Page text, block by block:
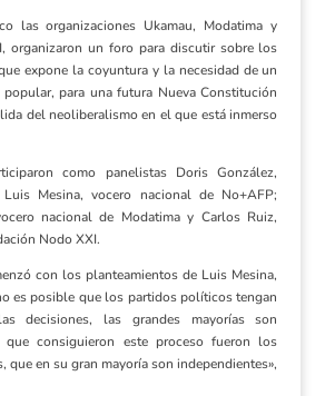
las organizaciones Ukamau, Modatima y
organizaron un foro para discutir sobre los
expone la coyuntura y la necesidad de un
para una futura Nueva Constitución
del neoliberalismo en el que está inmerso
como panelistas Doris González,
Mesina, vocero nacional de No+AFP;
nacional de Modatima y Carlos Ruiz,
Nodo XXI.
con los planteamientos de Luis Mesina,
es posible que los partidos políticos tengan
decisiones, las grandes mayorías son
que consiguieron este proceso fueron los
que en su gran mayoría son independientes»,